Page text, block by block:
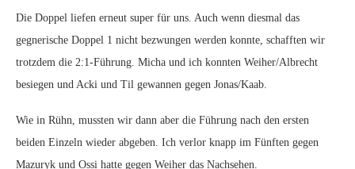
Die Doppel liefen erneut super für uns. Auch wenn diesmal das
gegnerische Doppel 1 nicht bezwungen werden konnte, schafften wir
trotzdem die 2:1-Führung. Micha und ich konnten Weiher/Albrecht
besiegen und Acki und Til gewannen gegen Jonas/Kaab.
Wie in Rühn, mussten wir dann aber die Führung nach den ersten
beiden Einzeln wieder abgeben. Ich verlor knapp im Fünften gegen
Mazuryk und Ossi hatte gegen Weiher das Nachsehen.